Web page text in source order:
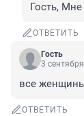
Гость,
ОТВЕТИТЬ
Гость
3
все
ОТВЕТИТЬ